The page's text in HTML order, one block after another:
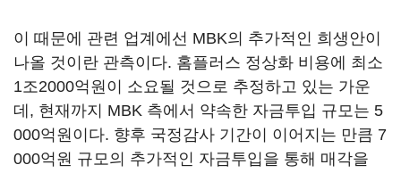
이 때문에 관련 업계에선 MBK의 추가적인 희생안이
나올 것이란 관측이다. 홈플러스 정상화 비용에 최소
1조2000억원이 소요될 것으로 추정하고 있는 가운
데, 현재까지 MBK 측에서 약속한 자금투입 규모는 5
000억원이다. 향후 국정감사 기간이 이어지는 만큼 7
000억원 규모의 추가적인 자금투입을 통해 매각을